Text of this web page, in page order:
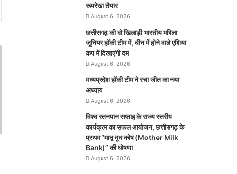
रूपरेखा तैयार
August 6, 2026
छत्तीसगढ़ की दो खिलाड़ी भारतीय महिला
जूनियर हॉकी टीम में, चीन में होने वाले एशिया
कप में दिखाएंगी दम
August 6, 2026
मध्यप्रदेश हॉकी टीम ने रचा जीत का नया
अध्याय
August 6, 2026
विश्व स्तनपान सप्ताह के राज्य स्तरीय
कार्यक्रम का सफल आयोजन, छत्तीसगढ़ के
प्रथम “मातृ दूध कोष (Mother Milk
Bank)” की घोषणा
August 6, 2026